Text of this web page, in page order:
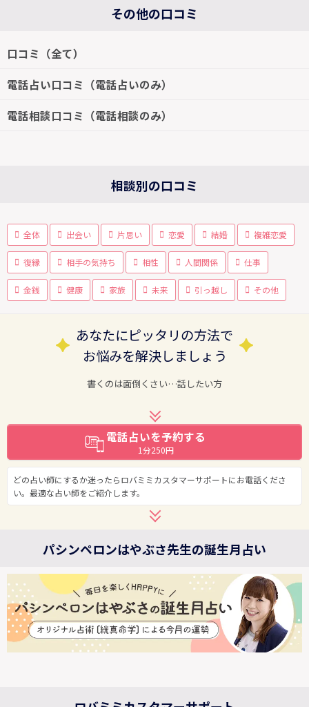
その他の口コミ
口コミ（全て）
電話占い口コミ（電話占いのみ）
電話相談口コミ（電話相談のみ）
相談別の口コミ
全体 出会い 片思い 恋愛 結婚 複雑恋愛
復縁 相手の気持ち 相性 人間関係 仕事
金銭 健康 家族 未来 引っ越し その他
あなたにピッタリの方法で
お悩みを解決しましょう
書くのは面倒くさい…話したい方
電話占いを予約する
1分250円
どの占い師にするか迷ったらロバミミカスタマーサポートにお電話くださ
い。最適な占い師をご紹介します。
パシンペロンはやぶさ先生の誕生月占い